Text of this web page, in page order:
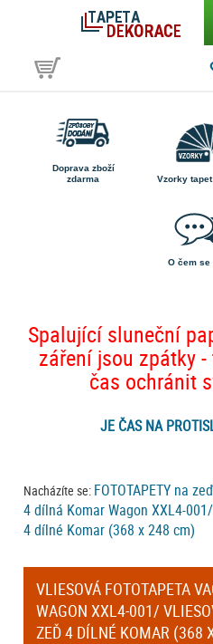
Doprava zboží
zdarma
Vzorky
O čem se
Spalující sluneční
záření jsou zpátky
čas ochránit
JE ČAS NA
Nacházíte se: FOTOTAPETY na zeď
4 dílná Komar Wagon XXL4-
4 dílné Komar (368 x 248 cm)
VLIESOVÁ FOTOTAPETA
WAGON XXL4-001/
ZEĎ 4 DÍLNÉ KOMAR (368